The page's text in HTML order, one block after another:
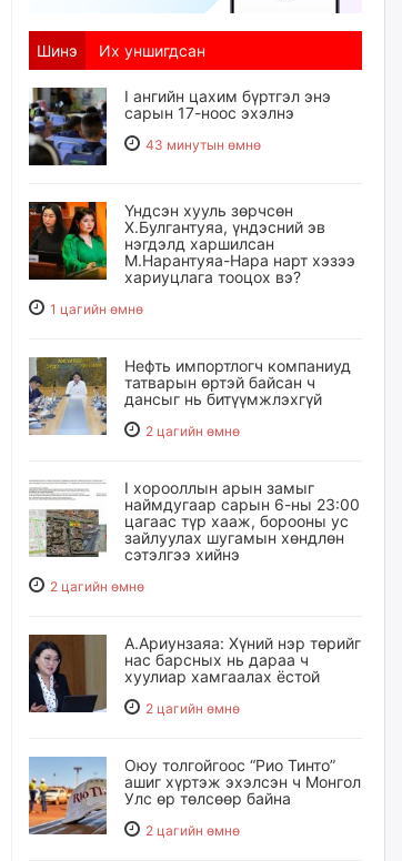
Шинэ Их уншигдсан
I ангийн цахим бүртгэл энэ
сарын 17-ноос эхэлнэ
43 минутын өмнө
Үндсэн хууль зөрчсөн
Х.Булгантуяа, үндэсний эв
нэгдэлд харшилсан
М.Нарантуяа-Нара нарт хэзээ
хариуцлага тооцох вэ?
1 цагийн өмнө
Нефть импортлогч компаниуд
татварын өртэй байсан ч
дансыг нь битүүмжлэхгүй
2 цагийн өмнө
I хорооллын арын замыг
наймдугаар сарын 6-ны 23:00
цагаас түр хааж, борооны ус
зайлуулах шугамын хөндлөн
сэтэлгээ хийнэ
2 цагийн өмнө
А.Ариунзаяа: Хүний нэр төрийг
нас барсных нь дараа ч
хуулиар хамгаалах ёстой
2 цагийн өмнө
Оюу толгойгоос “Рио Тинто”
ашиг хүртэж эхэлсэн ч Монгол
Улс өр төлсөөр байна
2 цагийн өмнө